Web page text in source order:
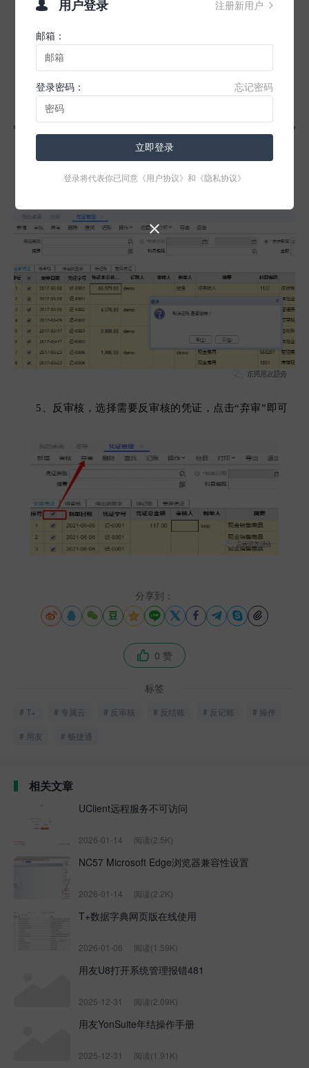
4、在左上角“全部凭证”页签下，勾选上需要取消记
账的凭证，同时按“CTRL+ALT+H”，点是即可完成
5、反审核，选择需要反审核的凭证，点击“弃审”即可
分享到：
          
 0 赞
标签
T+ 专属云 反审核 反结账 反记账 操作
用友 畅捷通
相关文章
UClient远程服务不可访问
2026-01-14 阅读(2.5K)
NC57 Microsoft Edge浏览器兼容性设置
2026-01-14 阅读(2.2K)
T+数据字典网页版在线使用
2026-01-06 阅读(1.59K)
用友U8打开系统管理报错481
2025-12-31 阅读(2.09K)
用友YonSuite年结操作手册
2025-12-31 阅读(1.91K)
注册新用户 
 用户登录
邮箱：
忘记密码
登录密码：
立即登录
登录将代表你已同意 《用户协议》 和 《隐私协议》
